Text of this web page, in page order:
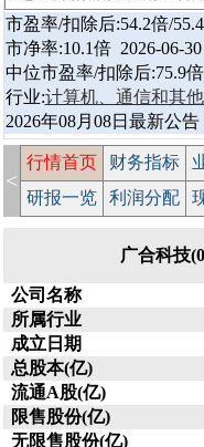
市盈率/扣除后:54.2倍/
市净率:10.1倍 2026-06-
中位市盈率/扣除后:75.9
行业:计算机、通信和其
2026年08月08日最新公告
<
行情首页 财务指标
研报一览
利润分配
广合科技
公司名称
所属行业
成立日期
总股本(亿)
流通A股(亿)
限售股份(亿)
无限售股份(亿)